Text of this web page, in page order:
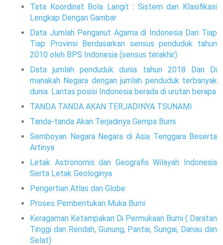
Tata Koordinat Bola Langit : Sistem dan Klasifikasi
Lengkap Dengan Gambar
Data Jumlah Penganut Agama di Indonesia Dari Tiap
Tiap Provinsi Berdasarkan sensus penduduk tahun
2010 oleh BPS Indonesia (sensus terakhir)
Data jumlah penduduk dunia tahun 2018 Dan Di
manakah Negara dengan jumlah penduduk terbanyak
dunia. Lantas posisi Indonesia berada di urutan berapa
TANDA TANDA AKAN TERJADINYA TSUNAMI
Tanda-tanda Akan Terjadinya Gempa Bumi
Semboyan Negara Negara di Asia Tenggara Beserta
Artinya
Letak Astronomis dan Geografis Wilayah Indonesia
Serta Letak Geologinya
Pengertian Atlas dan Globe
Proses Pembentukan Muka Bumi
Keragaman Ketampakan Di Permukaan Bumi ( Daratan
Tinggi dan Rendah, Gunung, Pantai, Sungai, Danau dan
Selat)